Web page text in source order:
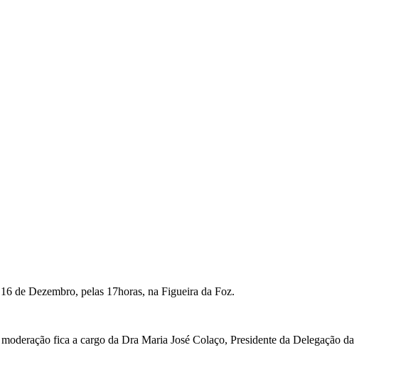
de Dezembro, pelas 17horas, na Figueira da Foz.
fica a cargo da Dra Maria José Colaço, Presidente da Delegação da